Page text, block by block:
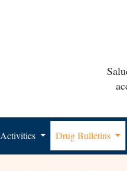
Activities Drug Bulletins